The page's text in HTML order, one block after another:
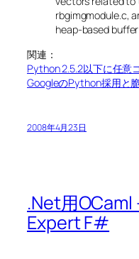
rbgimgmodule.c,
heap-based
関連：
Python 2.5.2以下に任意
GoogleのPython採用と
2008年4月23日
.Net用
Expert F#